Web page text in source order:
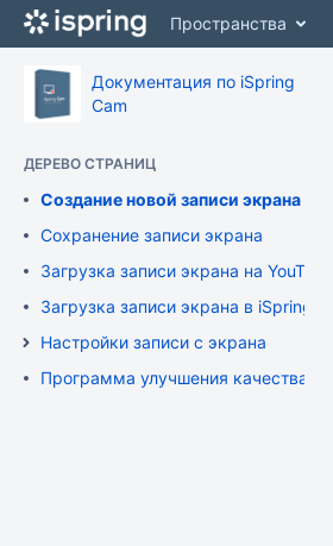
Перейти
содержимому
assistive.skiplink.to.breadcrumbs
assistive.skiplink.to.quick.search
Пространства
Документация по iSpring
Cam
ДЕРЕВО СТРАНИЦ
Создание новой записи экрана
Сохранение записи экрана
Загрузка записи экрана на YouTube
Загрузка записи экрана в iSpring
Настройки записи с экрана
Программа улучшения качества